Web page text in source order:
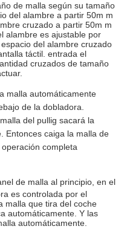
de malla según su tamaño
del alambre a partir 50m m
cruzado a partir 50m m
alambre es ajustable por
del alambre cruzado
táctil. entrada el
cruzados de tamaño
malla automáticamente
de la dobladora.
del pullig sacará la
Entonces caiga la malla de
completa
de malla al principio, en el
es controlada por el
malla que tira del coche
automáticamente. Y las
automáticamente.